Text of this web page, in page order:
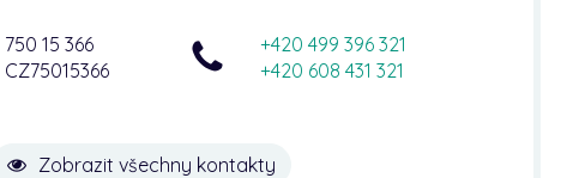
750 15 366
CZ75015366
+420 499 396 321
+420 608 431 321
Zobrazit všechny kontakty